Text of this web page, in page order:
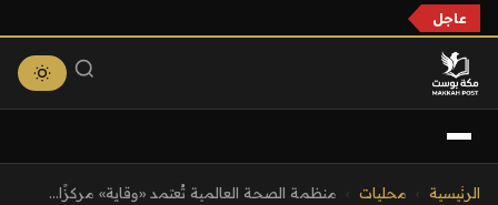
عاجل
الرئيسية محليات منظمة الصحة العالمية تُعتمد «وقاية» مركزًا...